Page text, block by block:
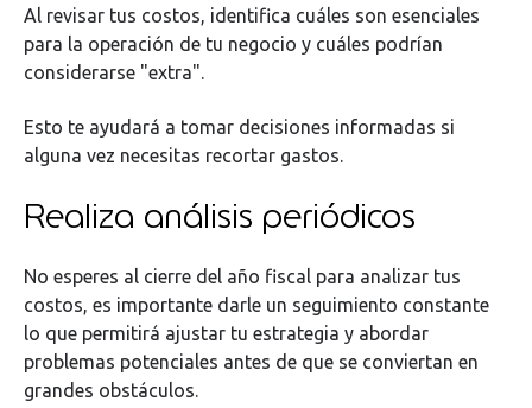
Al revisar tus costos, identifica cuáles son esenciales
para la operación de tu negocio y cuáles podrían
considerarse "extra".
Esto te ayudará a tomar decisiones informadas si
alguna vez necesitas recortar gastos.
Realiza análisis periódicos
No esperes al cierre del año fiscal para analizar tus
costos, es importante darle un seguimiento constante
lo que permitirá ajustar tu estrategia y abordar
problemas potenciales antes de que se conviertan en
grandes obstáculos.